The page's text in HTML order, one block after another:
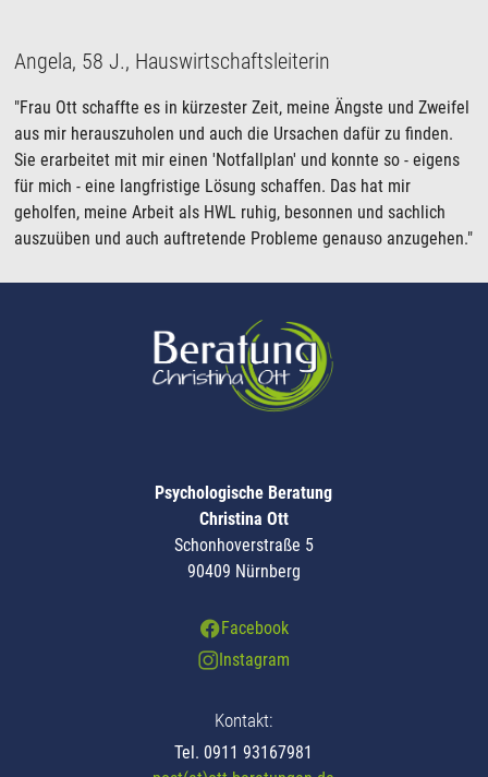
Angela, 58 J., Hauswirtschaftsleiterin
"Frau Ott schaffte es in kürzester Zeit, meine Ängste und Zweifel
aus mir herauszuholen und auch die Ursachen dafür zu finden.
Sie erarbeitet mit mir einen 'Notfallplan' und konnte so - eigens
für mich - eine langfristige Lösung schaffen. Das hat mir
geholfen, meine Arbeit als HWL ruhig, besonnen und sachlich
auszuüben und auch auftretende Probleme genauso anzugehen."
Psychologische Beratung
Christina Ott
Schonhoverstraße 5
90409 Nürnberg
Facebook
Instagram
Kontakt:
Tel. 0911 93167981